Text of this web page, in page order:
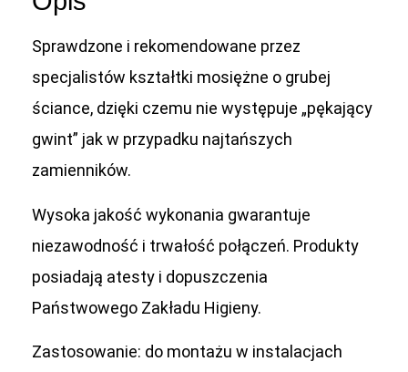
Sprawdzone i rekomendowane przez
specjalistów kształtki mosiężne o grubej
ściance, dzięki czemu nie występuje „pękający
gwint” jak w przypadku najtańszych
zamienników.
Wysoka jakość wykonania gwarantuje
niezawodność i trwałość połączeń. Produkty
posiadają atesty i dopuszczenia
Państwowego Zakładu Higieny.
Zastosowanie: do montażu w instalacjach